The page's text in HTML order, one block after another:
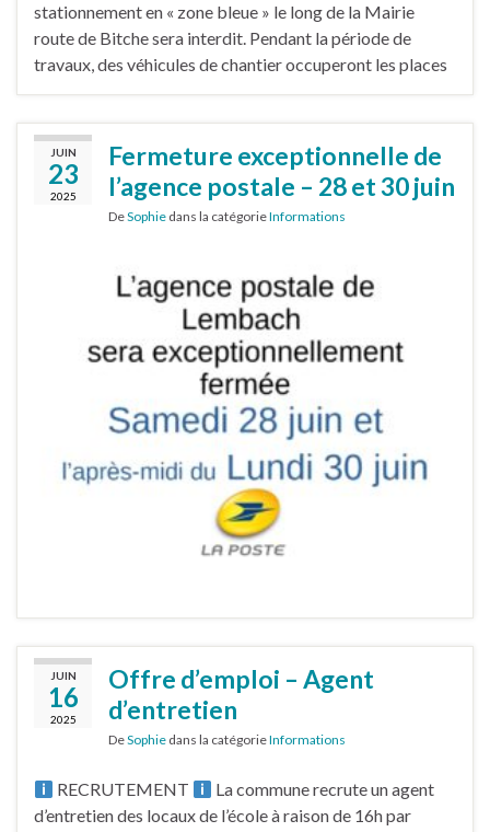
stationnement en « zone bleue » le long de la Mairie
route de Bitche sera interdit. Pendant la période de
travaux, des véhicules de chantier occuperont les places
JUIN
23
2025
Fermeture exceptionnelle de
l’agence postale – 28 et 30 juin
DeSophie dans la catégorieInformations
JUIN
16
2025
Offre d’emploi – Agent
d’entretien
DeSophie dans la catégorieInformations
RECRUTEMENT
La commune recrute un agent
d’entretien des locaux de l’école à raison de 16h par